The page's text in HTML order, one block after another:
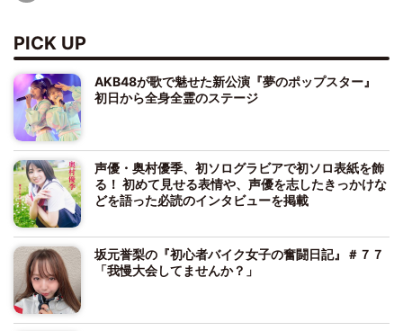
PICK UP
AKB48が歌で魅せた新公演『夢のポップスター』
初日から全身全霊のステージ
声優・奥村優季、初ソログラビアで初ソロ表紙を飾
る！ 初めて見せる表情や、声優を志したきっかけな
どを語った必読のインタビューを掲載
坂元誉梨の『初心者バイク女子の奮闘日記』＃７７
「我慢大会してませんか？」